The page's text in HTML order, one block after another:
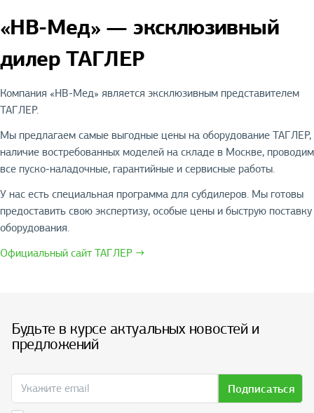
«НВ-Мед» — эксклюзивный
дилер ТАГЛЕР
Компания «НВ-Мед» является эксклюзивным представителем
ТАГЛЕР.
Мы предлагаем самые выгодные цены на оборудование ТАГЛЕР,
наличие востребованных моделей на складе в Москве, проводим
все пуско-наладочные, гарантийные и сервисные работы.
У нас есть специальная программа для субдилеров. Мы готовы
предоставить свою экспертизу, особые цены и быструю поставку
оборудования.
Официальный сайт ТАГЛЕР →
Будьте в курсе актуальных новостей и
предложений
Подписаться